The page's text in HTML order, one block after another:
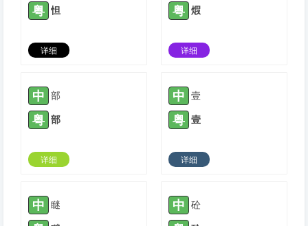
粤 怛
详细
粤 煆
详细
中 部
粤 部
详细
中 壹
粤 壹
详细
中 瞇 中 砼